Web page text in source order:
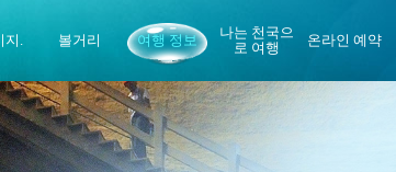
. 볼거리 여행 정보
나는 천국으
로 여행
온라인 예약